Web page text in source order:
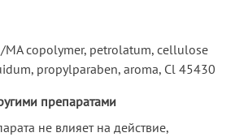
copolymer, petrolatum, cellulose
propylparaben, aroma, Cl 45430
препаратами
не влияет на действие,